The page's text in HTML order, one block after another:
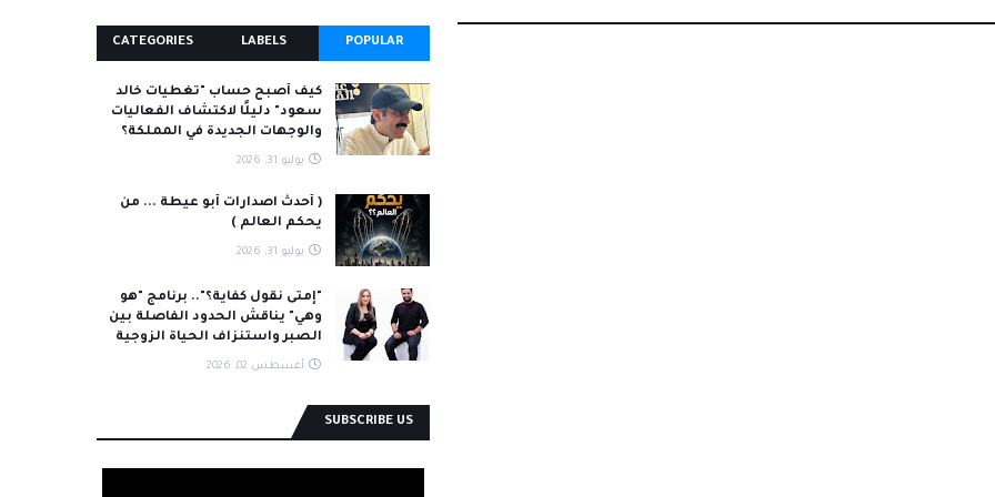
POPULAR
LABELS
CATEGORIES
كيف أصبح حساب "تغطيات خالد
سعود" دليلًا لاكتشاف الفعاليات
والوجهات الجديدة في المملكة؟
يوليو 31, 2026
( أحدث اصدارات أبو عيطة ... من
يحكم العالم )
يوليو 31, 2026
"إمتى نقول كفاية؟".. برنامج "هو
وهي" يناقش الحدود الفاصلة بين
الصبر واستنزاف الحياة الزوجية
أغسطس 02, 2026
SUBSCRIBE US